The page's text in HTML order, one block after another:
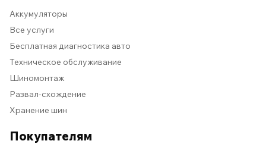
Аккумуляторы
Все услуги
Бесплатная диагностика авто
Техническое обслуживание
Шиномонтаж
Развал-схождение
Хранение шин
Покупателям